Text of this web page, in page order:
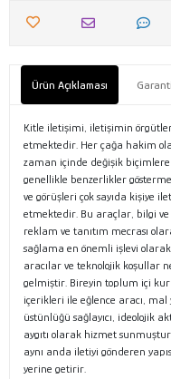
Ürün Açıklaması
Kitle iletişimi, iletişimin
etmektedir. Her çağa hakim
zaman içinde değişik biçimlere
genellikle benzerlikler
ve görüşleri çok sayıda kişiye
etmektedir. Bu araçlar, bilgi ve
reklam ve tanıtım mecrası
sağlama en önemli işlevi
aracılar ve teknolojik koşullar
gelmiştir. Bireyin toplum içi
içerikleri ile eğlence aracı,
üstünlüğü sağlayıcı, ideolojik
aygıtı olarak hizmet
aynı anda iletiyi gönderen
yerine getirir.